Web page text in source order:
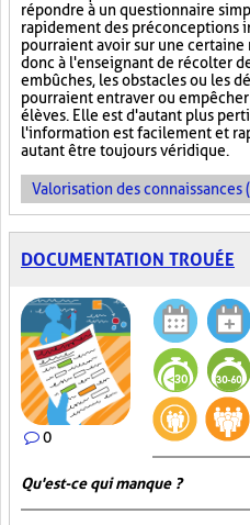
répondre à un questionnaire
rapidement des préconceptions
pourraient avoir sur une
donc à l'enseignant de récolter
embûches, les obstacles ou les
pourraient entraver ou
élèves. Elle est d'autant plus
l'information est facilement et
autant être toujours véridique.
Valorisation des connaissances
DOCUMENTATION TROUÉE
0
Qu'est-ce qui manque ?